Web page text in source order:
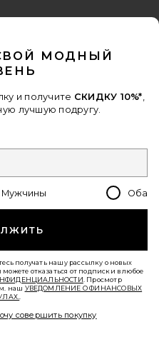
CLOUD 6
МОДНЫЙ
и получите СКИДКУ 10%*
лучшую подругу.
Мужчины Оба
получать нашу рассылку о новых
отказаться от подписки в любое
. Просмотр
наш УВЕДОМЛЕНИЕ О ФИНАНСОВЫХ
совершить покупку